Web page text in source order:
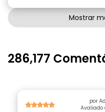
Mostrar
286,177
por
Avaliado